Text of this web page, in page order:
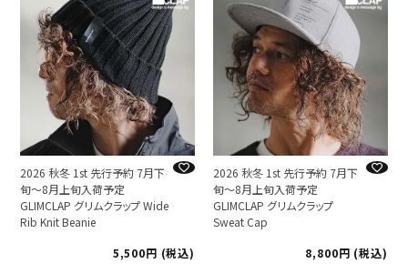
2026 秋冬 1st 先行予約 7月下
旬～8月上旬入荷予定
GLIMCLAP グリムクラップ Wide
Rib Knit Beanie
5,500
税込
2026 秋冬 1st 先行予約 7月下
旬～8月上旬入荷予定
GLIMCLAP グリムクラップ
Sweat Cap
8,800
税込